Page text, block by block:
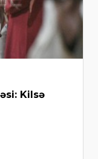
Kilsə